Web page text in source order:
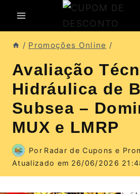
/ Promoções Online /
Avaliação
Hidráulica de
Subsea –
MUX e LMRP
Por Radar de Cupons e
Atualizado em 26/06/2026